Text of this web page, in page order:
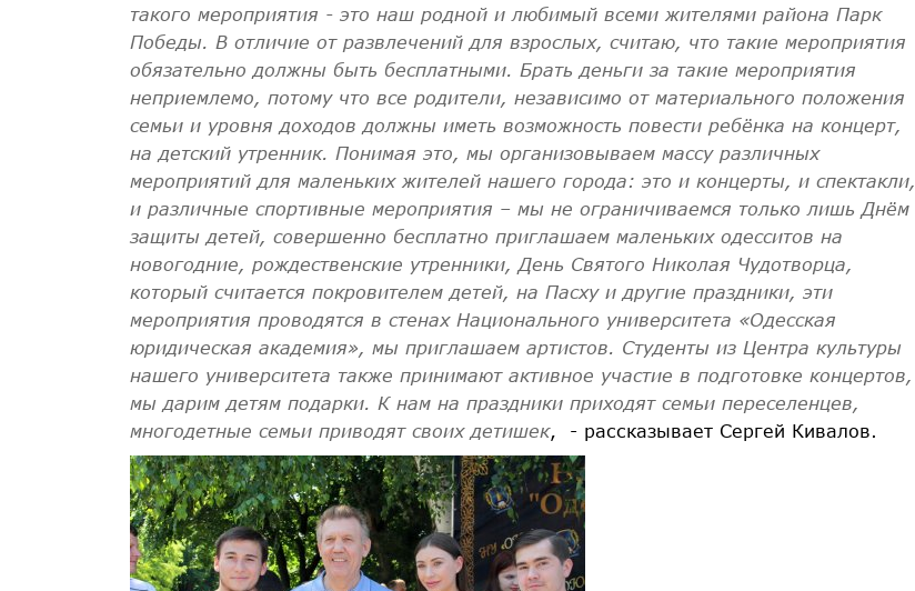
такого мероприятия - это наш родной и любимый всеми жителями района Парк
Победы. В отличие от развлечений для взрослых, считаю, что такие мероприятия
обязательно должны быть бесплатными. Брать деньги за такие мероприятия
неприемлемо, потому что все родители, независимо от материального положения
семьи и уровня доходов должны иметь возможность повести ребёнка на концерт,
на детский утренник. Понимая это, мы организовываем массу различных
мероприятий для маленьких жителей нашего города: это и концерты, и спектакли,
и различные спортивные мероприятия – мы не ограничиваемся только лишь Днём
защиты детей, совершенно бесплатно приглашаем маленьких одесситов на
новогодние, рождественские утренники, День Святого Николая Чудотворца,
который считается покровителем детей, на Пасху и другие праздники, эти
мероприятия проводятся в стенах Национального университета «Одесская
юридическая академия», мы приглашаем артистов. Студенты из Центра культуры
нашего университета также принимают активное участие в подготовке концертов,
мы дарим детям подарки. К нам на праздники приходят семьи переселенцев,
многодетные семьи приводят своих детишек, - рассказывает Сергей Кивалов.